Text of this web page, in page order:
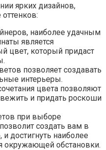
ярких дизайнов,
наиболее удачным
является
цвет, который придаст
позволяет создавать
интерьеры.
цвета позволяют
и придать роскоши
при выборе
создать вам в
достигнуть наиболее
окружающей обстановки.